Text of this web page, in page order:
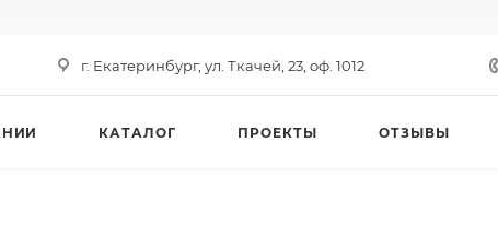
г. Екатеринбург, ул. Ткачей, 23, оф. 1012
КАТАЛОГ ПРОЕКТЫ ОТЗЫВЫ